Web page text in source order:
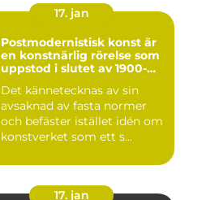
17. jan
Postmodernistisk konst är
en konstnärlig rörelse som
uppstod i slutet av 1900-
mot modernismens
stränga regler och linjära
framsteg
Det kännetecknas av sin
avsaknad av fasta normer
och befäster istället idén om
konstverket som ett s...
17. jan